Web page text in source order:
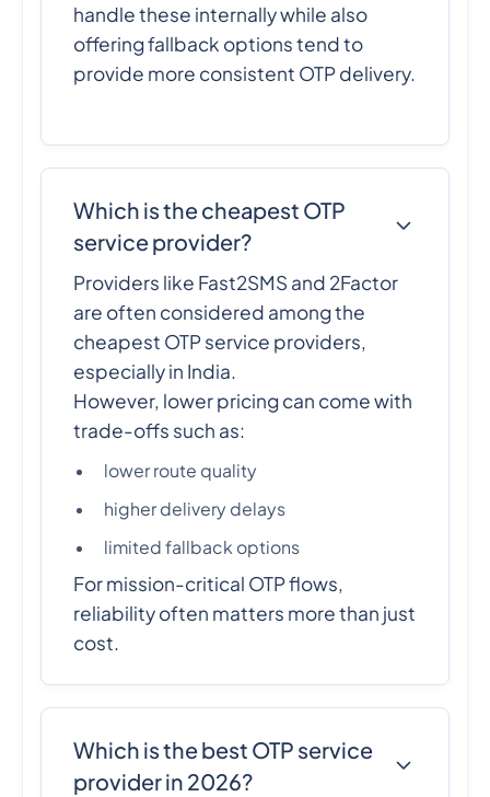
handle these internally while also
offering fallback options tend to
provide more consistent OTP delivery.
Which is the cheapest OTP
service provider?
Providers like Fast2SMS and 2Factor
are often considered among the
cheapest OTP service providers,
especially in India.
However, lower pricing can come with
trade-offs such as:
lower route quality
higher delivery delays
limited fallback options
For mission-critical OTP flows,
reliability often matters more than just
cost.
Which is the best OTP service
provider in 2026?